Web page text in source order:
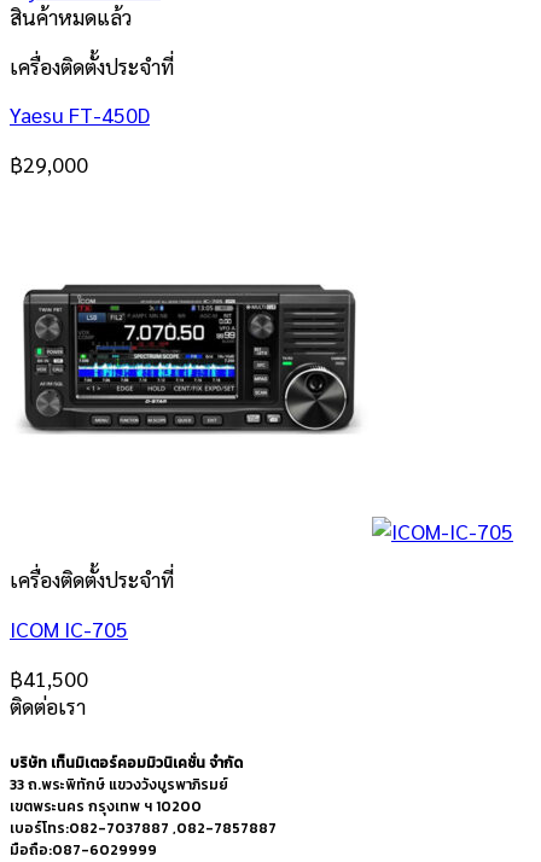
สินค้าหมดแล้ว
เครื่องติดตั้งประจำที่
Yaesu FT-450D
฿29,000
เครื่องติดตั้งประจำที่
ICOM IC-705
฿41,500
ติดต่อเรา
บริษัท เท็นมิเตอร์คอมมิวนิเคชั่น จำกัด
33 ถ.พระพิทักษ์ แขวงวังบูรพาภิรมย์
เขตพระนคร กรุงเทพ ฯ 10200
เบอร์โทร:082-7037887 ,082-7857887
มือถือ:087-6029999